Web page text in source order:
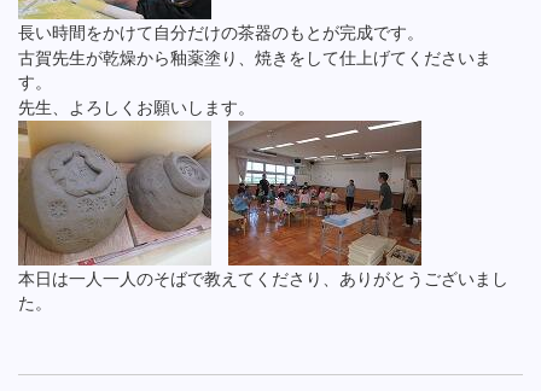
長い時間をかけて自分だけの茶器のもとが完成です。
古賀先生が乾燥から釉薬塗り、焼きをして仕上げてくださいま
す。
先生、よろしくお願いします。
本日は一人一人のそばで教えてくださり、ありがとうございまし
た。